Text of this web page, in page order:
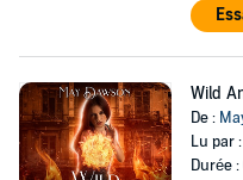
Wild
De :
Lu par :
Durée